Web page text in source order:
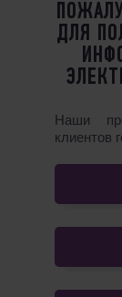
ДЛЯ
Наши
клиентов